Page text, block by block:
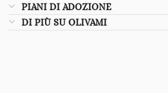
PIANI DI ADOZIONE
DI PIÙ SU OLIVAMI